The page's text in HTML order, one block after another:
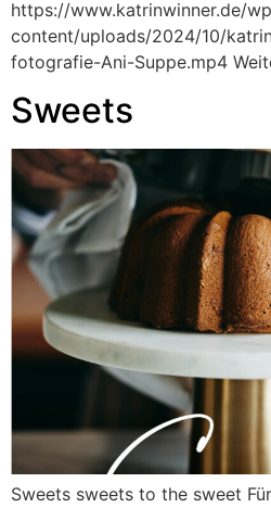
https://www.katrinwinner.de/
content/uploads/2024/10/
fotografie-Ani-Suppe.mp4
Sweets
Sweets sweets to the sweet